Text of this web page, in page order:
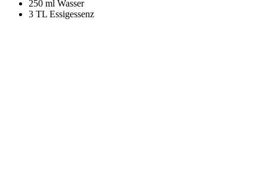
250 ml Wasser
3 TL Essigessenz